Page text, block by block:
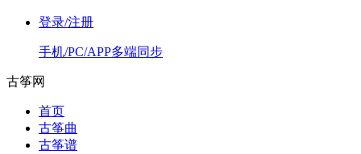
登录/注册
手机/PC/APP多端同步
古筝网
首页
古筝曲
古筝谱